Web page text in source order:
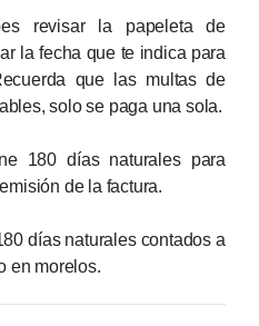
revisar la papeleta de
la fecha que te indica para
que las multas de
solo se paga una sola.
180 días naturales para
de la factura.
días naturales contados a
en morelos.